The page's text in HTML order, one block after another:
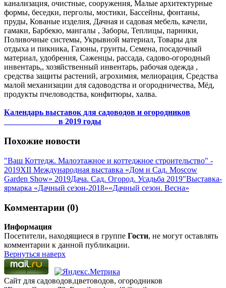
канализация, очистные, сооружения, Малые архитектурные
формы, беседки, перголы, мостики, Бассейны, фонтаны,
пруды, Кованые изделия, Дачная и садовая мебель, качели,
гамаки, Барбекю, мангалы , Заборы, Теплицы, парники,
Поливочные системы, Укрывной материал, Товары для
отдыха и пикника, Газоны, грунты, Семена, посадочный
материал, удобрения, Саженцы, рассада, садово-огородный
инвентарь,, хозяйственный инвентарь, рабочая одежда ,
средства защиты растений, агрохимия, мелиорация, Средства
малой механизации для садоводства и огородничества, Мёд,
продукты пчеловодства, конфитюры, халва.
Календарь выставок для садоводов и огородников
в 2019 годы
Похожие новости
"Ваш Коттедж. Малоэтажное и коттеджное строительство" -
2019XII Международная выставка «Дом и Сад. Moscow
Garden Show» 2019Дача. Сад. Огород. Усадьба 2019"Выставка-
ярмарка «Дачный сезон-2018»«Дачный сезон. Весна»
Комментарии (0)
Информация
Посетители, находящиеся в группе Гости, не могут оставлять
комментарии к данной публикации.
Вернуться наверх
Сайт для садоводов,цветоводов, огородников